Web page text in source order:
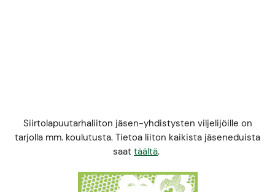
Siirtolapuutarhaliiton jäsen-yhdistysten viljelijöille on
tarjolla mm. koulutusta. Tietoa liiton kaikista jäseneduista
saat täältä.